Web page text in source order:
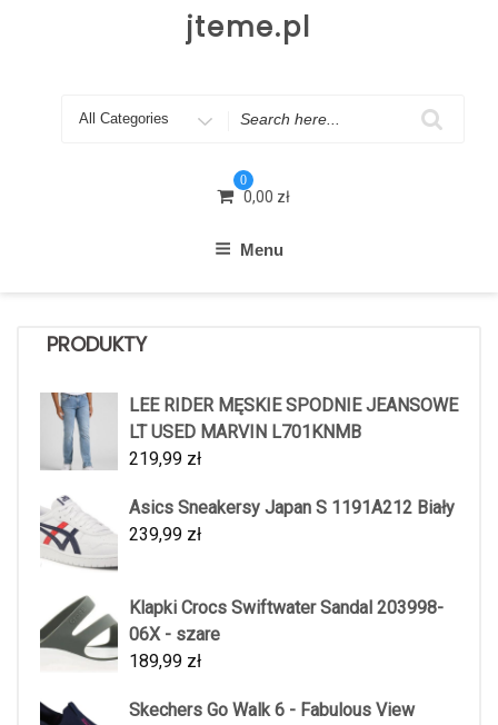
jteme.pl
Search
0
0,00 zł
Menu
PRODUKTY
LEE RIDER MĘSKIE SPODNIE JEANSOWE
LT USED MARVIN L701KNMB
219,99 zł
Asics Sneakersy Japan S 1191A212 Biały
239,99 zł
Klapki Crocs Swiftwater Sandal 203998-
06X - szare
189,99 zł
Skechers Go Walk 6 - Fabulous View